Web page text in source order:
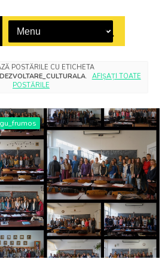
POSTĂRILE CU ETICHETA
. AFIȘAȚI TOATE
POSTĂRILE